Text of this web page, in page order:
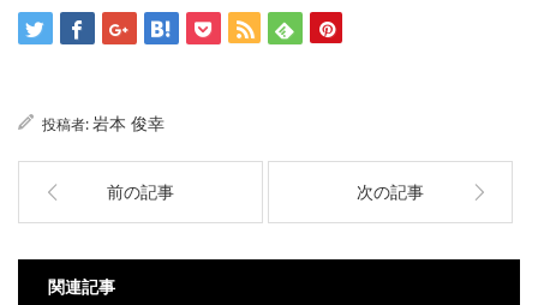
投稿者:岩本 俊幸
前の記事 次の記事
関連記事